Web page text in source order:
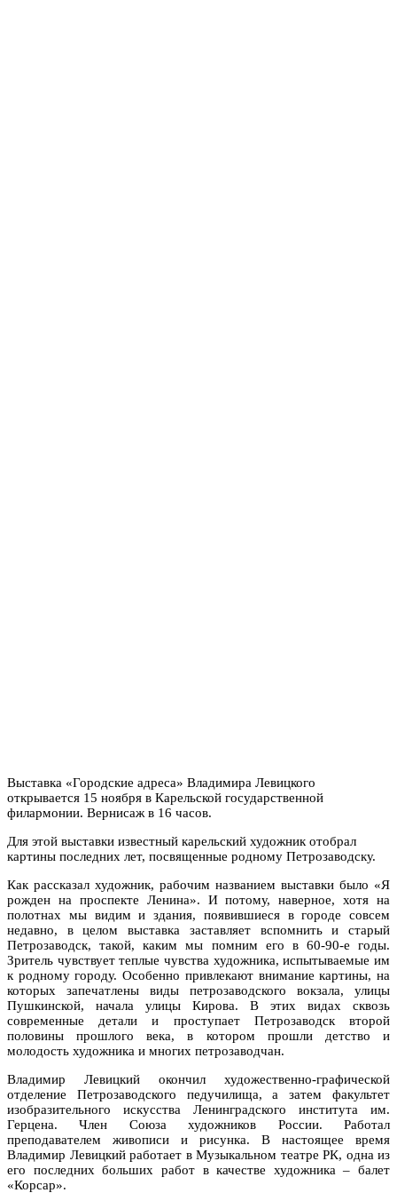
Выставка «Городские адреса» Владимира Левицкого
открывается 15 ноября в Карельской государственной
филармонии. Вернисаж в 16 часов.
Для этой выставки известный карельский художник отобрал
картины последних лет, посвященные родному Петрозаводску.
Как рассказал художник, рабочим названием выставки было «Я
рожден на проспекте Ленина». И потому, наверное, хотя на
полотнах мы видим и здания, появившиеся в городе совсем
недавно, в целом выставка заставляет вспомнить и старый
Петрозаводск, такой, каким мы помним его в 60-90-е годы.
Зритель чувствует теплые чувства художника, испытываемые им
к родному городу. Особенно привлекают внимание картины, на
которых запечатлены виды петрозаводского вокзала, улицы
Пушкинской, начала улицы Кирова. В этих видах сквозь
современные детали и проступает Петрозаводск второй
половины прошлого века, в котором прошли детство и
молодость художника и многих петрозаводчан.
Владимир Левицкий окончил художественно-графической
отделение Петрозаводского педучилища, а затем факультет
изобразительного искусства Ленинградского института им.
Герцена. Член Союза художников России. Работал
преподавателем живописи и рисунка. В настоящее время
Владимир Левицкий работает в Музыкальном театре РК, одна из
его последних больших работ в качестве художника – балет
«Корсар».